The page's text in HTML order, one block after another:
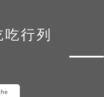
行列